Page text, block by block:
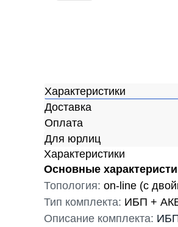
Характеристики
Доставка
Оплата
Для юрлиц
Характеристики
Основные
Топология: on-line (с
Тип комплекта: ИБП +
Описание комплекта: